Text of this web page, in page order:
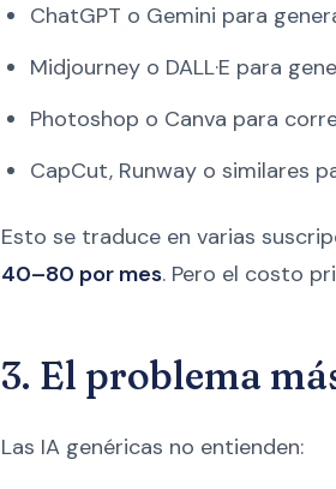
ChatGPT o Gemini para
Midjourney o DALL·E para
Photoshop o Canva para
CapCut, Runway o similares
Esto se traduce en varias
40–80 por mes. Pero el costo
3. El problema
Las IA genéricas no entienden: